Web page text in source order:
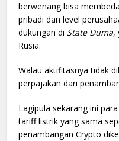
berwenang bisa
pribadi dan level
dukungan di State Duma,
Rusia.
Walau aktifitasnya tidak
perpajakan dari
Lagipula sekarang ini
tariff listrik yang sama
penambangan Crypto